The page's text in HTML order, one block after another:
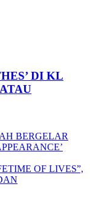
DI KL
BERGELAR
OF LIVES”,